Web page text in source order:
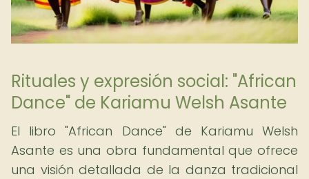
Rituales y expresión social: "African
Dance" de Kariamu Welsh Asante
El libro "African Dance" de Kariamu Welsh
Asante es una obra fundamental que ofrece
una visión detallada de la danza tradicional